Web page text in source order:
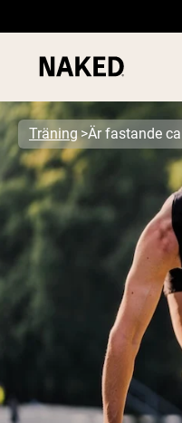
Populära söktermer
”Protein Powder“
”Overnight Oats“
”Vegan protein“
”Micellar Casein“
Träning Är fastande